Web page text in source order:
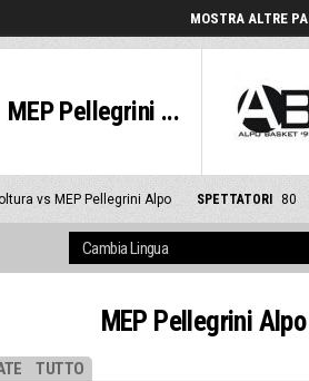
MOSTRA ALTRE
MEP Pellegrini ...
vs MEP Pellegrini Alpo SPETTATORI 80
TUTTO
MEP Pellegrini Alpo